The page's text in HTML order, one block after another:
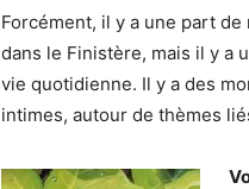
Forcément, il y a une part
dans le Finistère, mais il y a
vie quotidienne. Il y a des
intimes, autour de thèmes